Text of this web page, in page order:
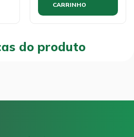
CARRINHO
do produto